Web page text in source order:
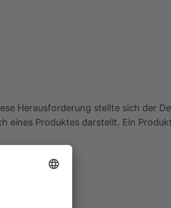
Herausforderung stellte sich der
eines Produktes darstellt. Ein